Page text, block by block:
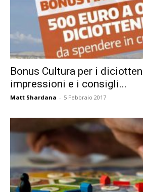
Bonus Cultura per i
impressioni e i consigli...
Matt Shardana - 5 Febbraio 2017